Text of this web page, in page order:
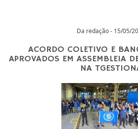
Da redação - 15/05/
ACORDO COLETIVO E
APROVADOS EM ASSEMBLEIA
NA